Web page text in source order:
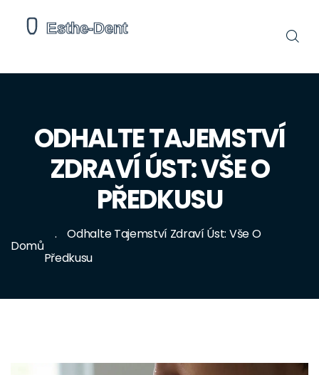
ODHALTE TAJEMSTVÍ
ZDRAVÍ ÚST: VŠE O
PŘEDKUSU
Domů
Odhalte Tajemství Zdraví Úst: Vše O
Předkusu